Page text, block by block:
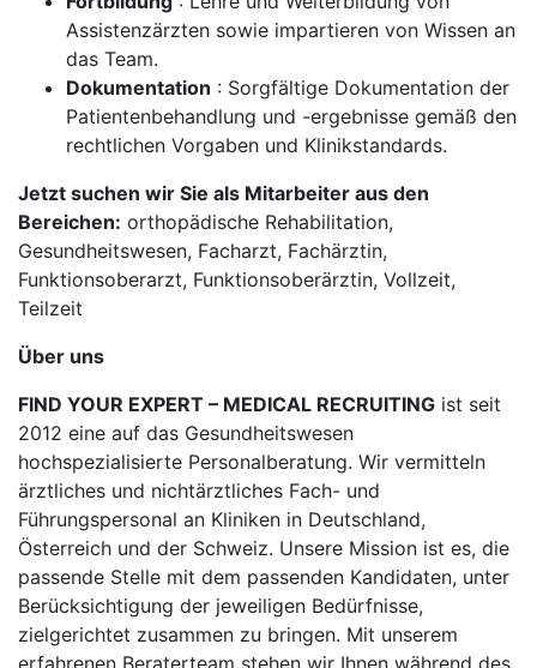
Assistenzärzten sowie impartieren von Wissen an
das Team.
Dokumentation : Sorgfältige Dokumentation der
Patientenbehandlung und -ergebnisse gemäß den
rechtlichen Vorgaben und Klinikstandards.
Jetzt suchen wir Sie als Mitarbeiter aus den
Bereichen: orthopädische Rehabilitation,
Gesundheitswesen, Facharzt, Fachärztin,
Funktionsoberarzt, Funktionsoberärztin, Vollzeit,
Teilzeit
Über uns
FIND YOUR EXPERT – MEDICAL RECRUITING ist seit
2012 eine auf das Gesundheitswesen
hochspezialisierte Personalberatung. Wir vermitteln
ärztliches und nichtärztliches Fach- und
Führungspersonal an Kliniken in Deutschland,
Österreich und der Schweiz. Unsere Mission ist es, die
passende Stelle mit dem passenden Kandidaten, unter
Berücksichtigung der jeweiligen Bedürfnisse,
zielgerichtet zusammen zu bringen. Mit unserem
erfahrenen Beraterteam stehen wir Ihnen während des